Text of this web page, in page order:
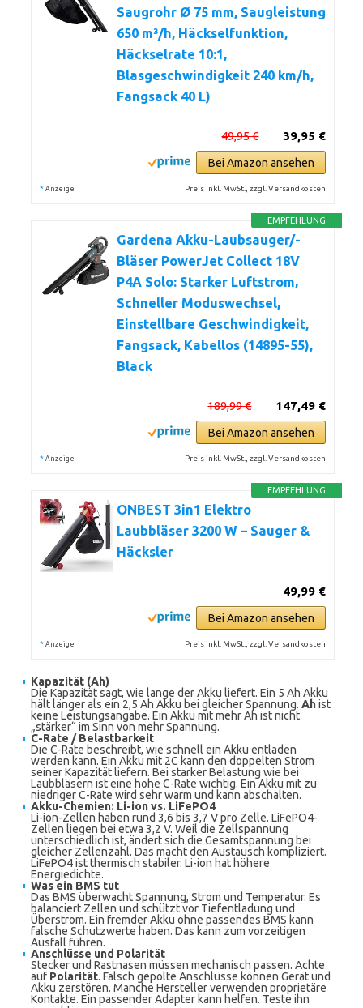
Saugrohr Ø 75 mm, Saugleistung
650 m³/h, Häckselfunktion,
Häckselrate 10:1,
Blasgeschwindigkeit 240 km/h,
Fangsack 40 L)
39,95 €
49,95 €
Bei Amazon ansehen
* Anzeige Preis inkl. MwSt., zzgl. Versandkosten
EMPFEHLUNG
Gardena Akku-Laubsauger/-
Bläser PowerJet Collect 18V
P4A Solo: Starker Luftstrom,
Schneller Moduswechsel,
Einstellbare Geschwindigkeit,
Fangsack, Kabellos (14895-55),
Black
147,49 €
189,99 €
Bei Amazon ansehen
* Anzeige Preis inkl. MwSt., zzgl. Versandkosten
EMPFEHLUNG
ONBEST 3in1 Elektro
Laubbläser 3200 W – Sauger &
Häcksler
49,99 €
Bei Amazon ansehen
* Anzeige Preis inkl. MwSt., zzgl. Versandkosten
Kapazität (Ah)
Die Kapazität sagt, wie lange der Akku liefert. Ein 5 Ah Akku
hält länger als ein 2,5 Ah Akku bei gleicher Spannung. Ahist
keine Leistungsangabe. Ein Akku mit mehr Ah ist nicht
„stärker“ im Sinn von mehr Spannung.
C-Rate / Belastbarkeit
Die C-Rate beschreibt, wie schnell ein Akku entladen
werden kann. Ein Akku mit 2C kann den doppelten Strom
seiner Kapazität liefern. Bei starker Belastung wie bei
Laubbläsern ist eine hohe C-Rate wichtig. Ein Akku mit zu
niedriger C-Rate wird sehr warm und kann abschalten.
Akku-Chemien: Li-ion vs. LiFePO4
Li-ion-Zellen haben rund 3,6 bis 3,7 V pro Zelle. LiFePO4-
Zellen liegen bei etwa 3,2 V. Weil die Zellspannung
unterschiedlich ist, ändert sich die Gesamtspannung bei
gleicher Zellenzahl. Das macht den Austausch kompliziert.
LiFePO4 ist thermisch stabiler. Li-ion hat höhere
Energiedichte.
Was ein BMS tut
Das BMS überwacht Spannung, Strom und Temperatur. Es
balanciert Zellen und schützt vor Tiefentladung und
Überstrom. Ein fremder Akku ohne passendes BMS kann
falsche Schutzwerte haben. Das kann zum vorzeitigen
Ausfall führen.
Anschlüsse und Polarität
Stecker und Rastnasen müssen mechanisch passen. Achte
auf Polarität. Falsch gepolte Anschlüsse können Gerät und
Akku zerstören. Manche Hersteller verwenden proprietäre
Kontakte. Ein passender Adapter kann helfen. Teste ihn